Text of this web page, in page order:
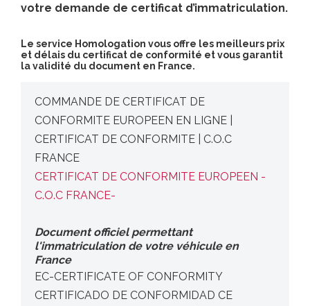
votre demande de certificat d’immatriculation.
Le service Homologation vous offre les meilleurs prix
et délais du certificat de conformité et vous garantit
la validité du document en France.
COMMANDE DE CERTIFICAT DE
CONFORMITE EUROPEEN EN LIGNE |
CERTIFICAT DE CONFORMITE | C.O.C
FRANCE
CERTIFICAT DE CONFORMITE EUROPEEN -
C.O.C FRANCE-
Document officiel permettant
l'immatriculation de votre véhicule en
France
EC-CERTIFICATE OF CONFORMITY
CERTIFICADO DE CONFORMIDAD CE